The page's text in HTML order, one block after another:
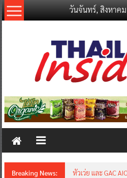
Skip
to
วันจันทร์, สิงหาค
Thailand
New
Breaking News:
หัวเว่ย และ GAC